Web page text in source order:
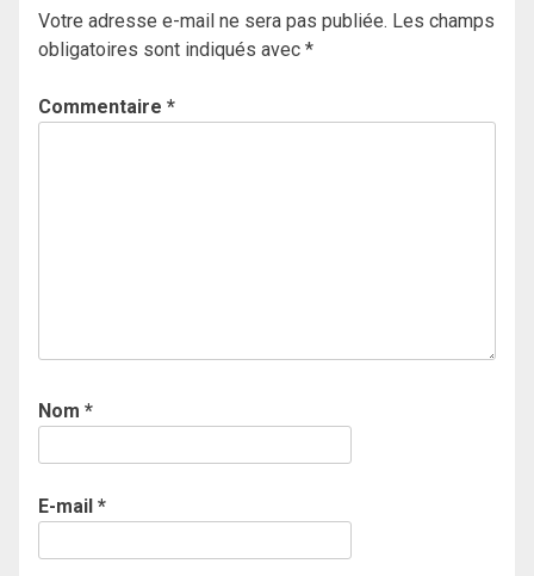
Votre adresse e-mail ne sera pas publiée. Les champs
obligatoires sont indiqués avec *
Commentaire *
Nom *
E-mail *